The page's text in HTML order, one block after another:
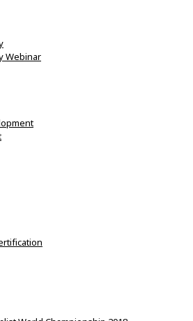
Webinar